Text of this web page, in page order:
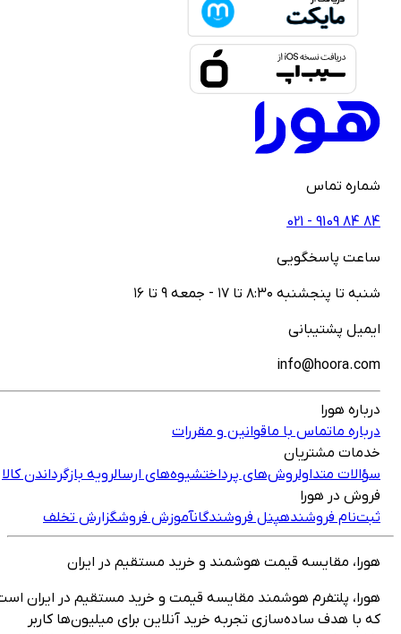
تماس
021 - ‎9109‎ ‎84‎
پاسخگویی
تا پنجشنبه ۸:۳۰ تا ۱۷ - جمعه ۹ تا ۱۶
پشتیبانی
هورا
ماتماس با ماقوانین و مقررات
مشتریان
متداولروش‌های پرداختشیوه‌های ارسالرویه بازگرداندن کالا
در هورا
فروشندهپنل فروشندگانآموزش فروشگزارش تخلف
مقایسه قیمت هوشمند و خرید مستقیم در ایران
پلتفرم هوشمند مقایسه قیمت و خرید مستقیم در ایران است
با هدف ساده‌سازی تجربه خرید آنلاین برای میلیون‌ها کاربر